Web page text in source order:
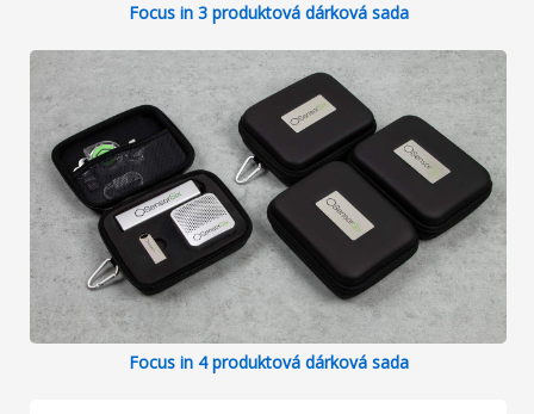
Focus in 3 produktová dárková sada
Focus in 4 produktová dárková sada